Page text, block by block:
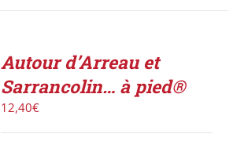
Autour d’Arreau et
Sarrancolin… à pied®
12,40€